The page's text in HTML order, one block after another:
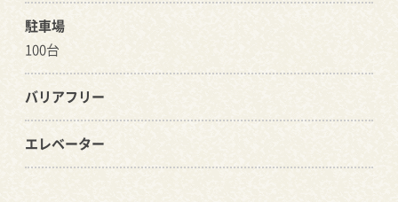
駐車場
100台
バリアフリー
エレベーター